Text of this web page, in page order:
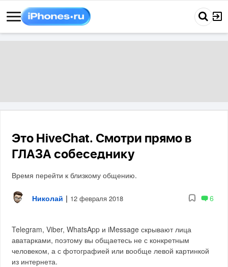
Это HiveChat. Смотри прямо в
ГЛАЗА собеседнику
Время перейти к близкому общению.
Николай | 12 февраля 2018 6
Telegram, Viber, WhatsApp и iMessage скрывают лица
аватарками, поэтому вы общаетесь не с конкретным
человеком, а с фотографией или вообще левой картинкой
из интернета.